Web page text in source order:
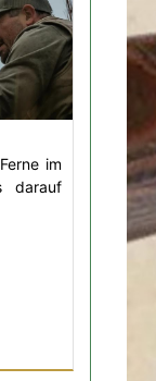
im
darauf